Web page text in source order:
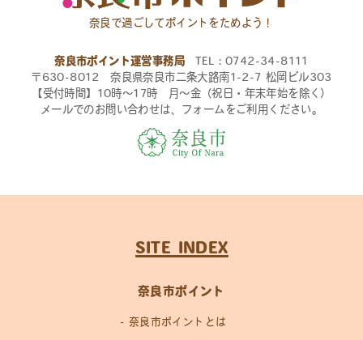
奈良で過ごしてポイントをためよう！
奈良市ポイント運営事務局 TEL：0742-34-8111
〒630-8012 奈良県奈良市二条大路南1-2-7 松岡ビル303
【受付時間】10時〜17時 月〜金（祝日・年末年始を除く）
メールでのお問い合わせは、フォームをご利用ください。
SITE INDEX
奈良市ポイント
奈良市ポイントとは